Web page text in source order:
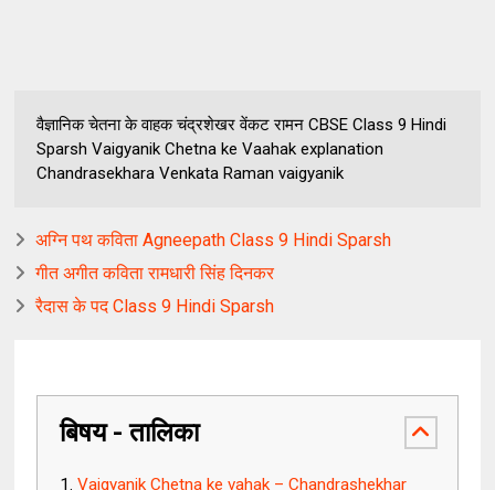
वैज्ञानिक चेतना के वाहक चंद्रशेखर वेंकट रामन CBSE Class 9 Hindi
Sparsh Vaigyanik Chetna ke Vaahak explanation
Chandrasekhara Venkata Raman vaigyanik
अग्नि पथ कविता Agneepath Class 9 Hindi Sparsh
गीत अगीत कविता रामधारी सिंह दिनकर
रैदास के पद Class 9 Hindi Sparsh
बिषय - तालिका
Vaigyanik Chetna ke vahak – Chandrashekhar